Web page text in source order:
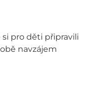
pro děti připravili
navzájem